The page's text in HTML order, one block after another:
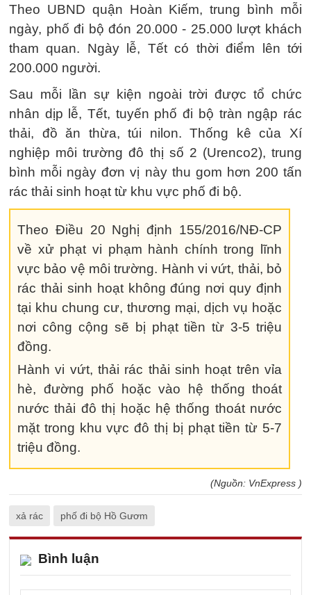
Theo UBND quận Hoàn Kiếm, trung bình mỗi
ngày, phố đi bộ đón 20.000 - 25.000 lượt khách
tham quan. Ngày lễ, Tết có thời điểm lên tới
200.000 người.
Sau mỗi lần sự kiện ngoài trời được tổ chức
nhân dịp lễ, Tết, tuyến phố đi bộ tràn ngập rác
thải, đồ ăn thừa, túi nilon. Thống kê của Xí
nghiệp môi trường đô thị số 2 (Urenco2), trung
bình mỗi ngày đơn vị này thu gom hơn 200 tấn
rác thải sinh hoạt từ khu vực phố đi bộ.
Theo Điều 20 Nghị định 155/2016/NĐ-CP
về xử phạt vi phạm hành chính trong lĩnh
vực bảo vệ môi trường. Hành vi vứt, thải, bỏ
rác thải sinh hoạt không đúng nơi quy định
tại khu chung cư, thương mại, dịch vụ hoặc
nơi công cộng sẽ bị phạt tiền từ 3-5 triệu
đồng.
Hành vi vứt, thải rác thải sinh hoạt trên vỉa
hè, đường phố hoặc vào hệ thống thoát
nước thải đô thị hoặc hệ thống thoát nước
mặt trong khu vực đô thị bị phạt tiền từ 5-7
triệu đồng.
(Nguồn: VnExpress )
xả rác phố đi bộ Hồ Gươm
Bình luận